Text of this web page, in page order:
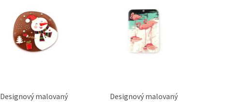
Designový malovaný
Designový malovaný